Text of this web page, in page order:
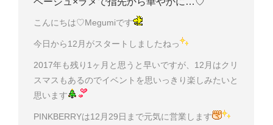
こんにちは♡Megumiです
今日から12月がスタートしましたねっ
2017年も残り1ヶ月と思うと早いですが、12月はクリ
スマスもあるのでイベントを思いっきり楽しみたいと
思います
PINKBERRYは12月29日まで元気に営業します